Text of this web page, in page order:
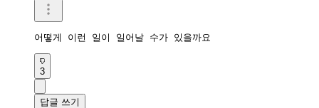
어떻게 이런 일이 일어날 수가 있을까요
3
답글 쓰기